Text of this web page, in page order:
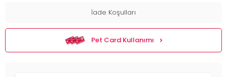
İade Koşulları
Pet Card Kullanımı